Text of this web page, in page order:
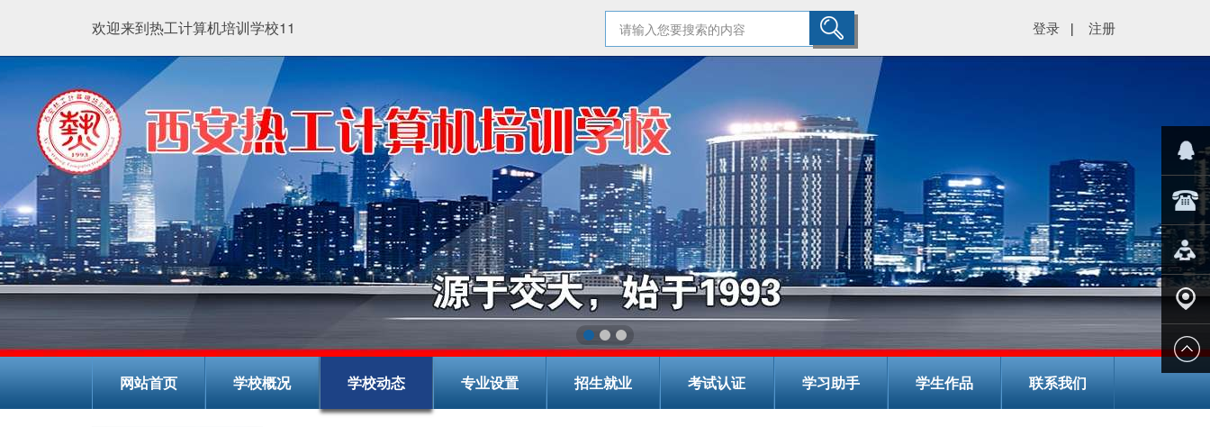
欢迎来到热工计算机培训学校11 登录 | 注册
网站首页 学校概况 学校动态 专业设置 招生就业 考试认证 学习助手 学生作品 联系我们
在线客
服
029-
在线报
学校地